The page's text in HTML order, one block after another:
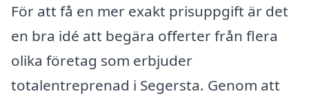
För att få en mer exakt prisuppgift är det
en bra idé att begära offerter från flera
olika företag som erbjuder
totalentreprenad i Segersta. Genom att